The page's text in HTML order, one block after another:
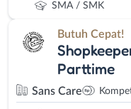
SMA / SMK
Butuh Cepat!
Parttime
Sans Care